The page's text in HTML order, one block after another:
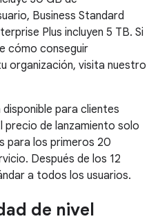
Business Standard
Plus incluyen 5 TB. Si
cómo conseguir
organización, visita nuestro
para clientes
precio de lanzamiento solo
para los primeros 20
Después de los 12
a todos los usuarios.
de nivel